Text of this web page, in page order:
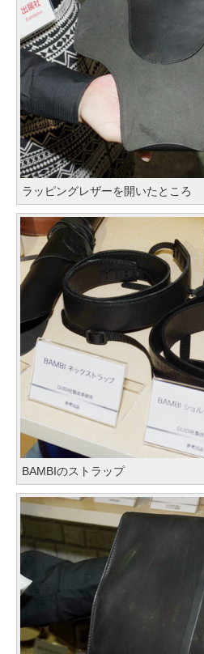
ラッピングレザーを開いたところ
BAMBIのストラップ